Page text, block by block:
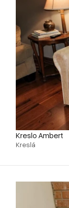
Kreslo Ambert
Kreslá